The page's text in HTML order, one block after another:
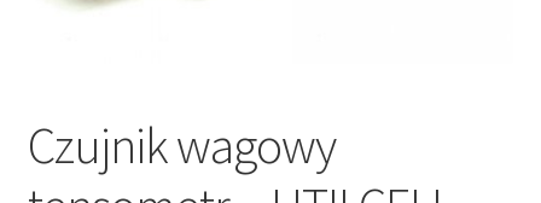
Czujnik wagowy